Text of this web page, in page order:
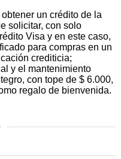
un crédito de la
solicitar, con solo
Visa y en este caso,
para compras en un
crediticia;
y el mantenimiento
con tope de $ 6.000,
regalo de bienvenida.